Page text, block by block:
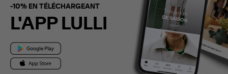
-10% EN TÉLÉCHARGEANT
L'APP LULLI